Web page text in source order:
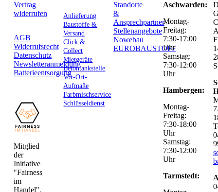
Vertrag
widerrufen
AGB
Widerrufsrecht
Datenschutz
Newsletteranmeldung
Batterieentsorgung
Mitglied
der
Initiative
"Fairness
im
Handel".
Anlieferung
Baustoffe &
Versand
Click &
Collect
Mietgeräte
Betontankstelle
Vor-Ort-
Aufmaße
Farbmischservice
Schlüsseldienst
Standorte
&
Ansprechpartner
Stellenangebote
Nowebau
EUROBAUSTOFF
Aschwarden:
Montag-
Freitag:
7:30-17:00
Uhr
Samstag:
7:30-12:00
Uhr
Hambergen:
Montag-
Freitag:
7:30-18:00
Uhr
Samstag:
7:30-12:00
Uhr
Tarmstedt: